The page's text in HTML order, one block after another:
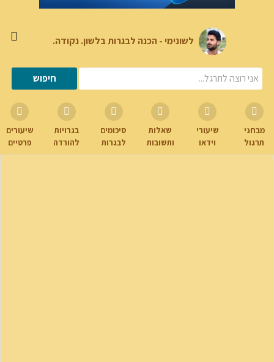
לשונימי - הכנה לבגרות בלשון. נקודה.
מבחני
תרגול
שיעורי
וידאו
שאלות
ותשובות
סיכומים
לבגרות
בגרויות
להורדה
שיעורים
פרטיים